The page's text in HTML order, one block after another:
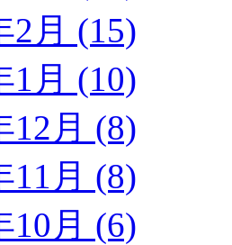
2月 (15)
1月 (10)
12月 (8)
11月 (8)
10月 (6)